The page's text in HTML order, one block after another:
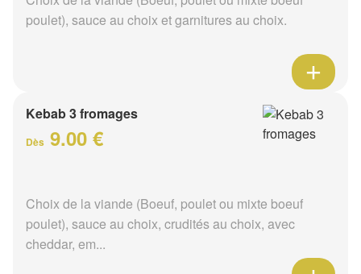
poulet), sauce au choix et garnitures au choix.
Kebab 3 fromages
Dès 9.00 €
Choix de la viande (Boeuf, poulet ou mixte boeuf
poulet), sauce au choix, crudités au choix, avec
cheddar, em...